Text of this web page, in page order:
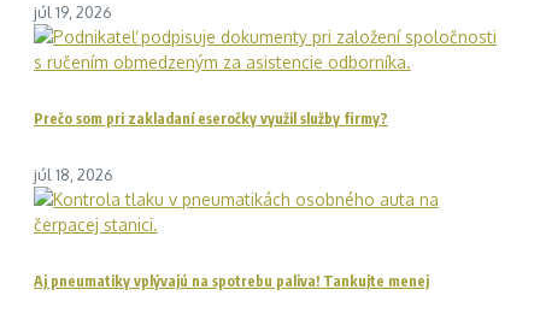
júl 19, 2026
Prečo som pri zakladaní eseročky využil služby firmy?
júl 18, 2026
Aj pneumatiky vplývajú na spotrebu paliva! Tankujte menej